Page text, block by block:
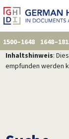
1500–1648
Inhaltshinweis:
empfunden werden